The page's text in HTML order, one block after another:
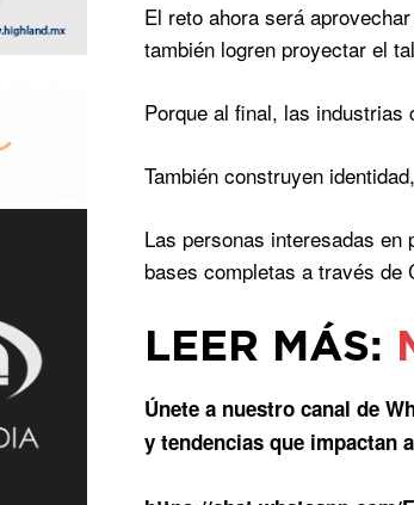
El reto ahora será
también logren proyectar el
Porque al final, las
También construyen
Las personas interesadas
bases completas a través de
LEER MÁS:
Únete a nuestro canal de
y tendencias que impactan